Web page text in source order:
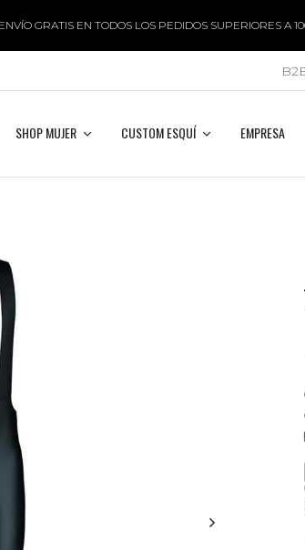
ENVÍO GRATIS EN TODOS LOS PEDIDOS SUPERIORES A
SHOP MUJER CUSTOM ESQUÍ EMPRESA